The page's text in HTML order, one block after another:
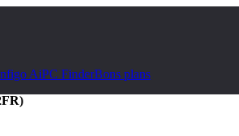
AiPC FinderBons plans